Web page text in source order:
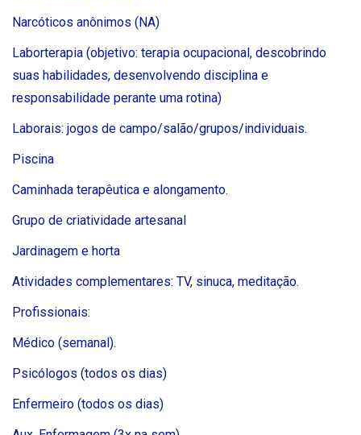
Narcóticos anônimos (NA)
Laborterapia (objetivo: terapia ocupacional, descobrindo
suas habilidades, desenvolvendo disciplina e
responsabilidade perante uma rotina)
Laborais: jogos de campo/salão/grupos/individuais.
Piscina
Caminhada terapêutica e alongamento.
Grupo de criatividade artesanal
Jardinagem e horta
Atividades complementares: TV, sinuca, meditação.
Profissionais:
Médico (semanal).
Psicólogos (todos os dias)
Enfermeiro (todos os dias)